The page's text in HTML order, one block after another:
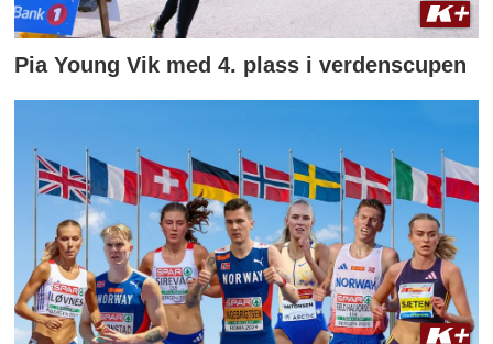
Pia Young Vik med 4. plass i verdenscupen